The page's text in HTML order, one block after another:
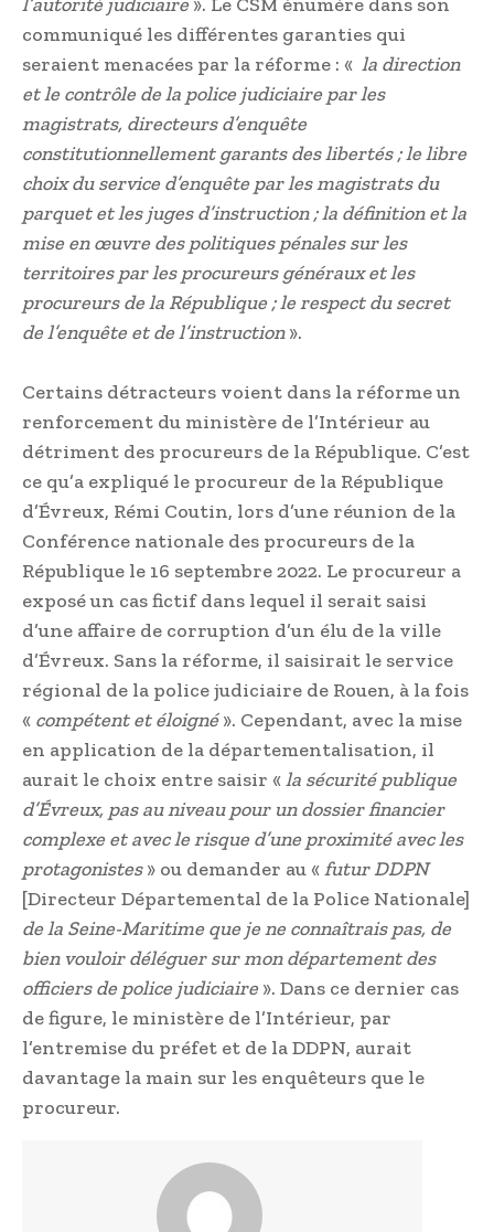
communiqué les différentes garanties qui
seraient menacées par la réforme : « la direction
et le contrôle de la police judiciaire par les
magistrats, directeurs d’enquête
constitutionnellement garants des libertés ; le libre
choix du service d’enquête par les magistrats du
parquet et les juges d’instruction ; la définition et la
mise en œuvre des politiques pénales sur les
territoires par les procureurs généraux et les
procureurs de la République ; le respect du secret
de l’enquête et de l’instruction».
Certains détracteurs voient dans la réforme un
renforcement du ministère de l’Intérieur au
détriment des procureurs de la République. C’est
ce qu’a expliqué le procureur de la République
d’Évreux, Rémi Coutin, lors d’une réunion de la
Conférence nationale des procureurs de la
République le 16 septembre 2022. Le procureur a
exposé un cas fictif dans lequel il serait saisi
d’une affaire de corruption d’un élu de la ville
d’Évreux. Sans la réforme, il saisirait le service
régional de la police judiciaire de Rouen, à la fois
« compétent et éloigné». Cependant, avec la mise
en application de la départementalisation, il
aurait le choix entre saisir «la sécurité publique
d’Évreux, pas au niveau pour un dossier financier
complexe et avec le risque d’une proximité avec les
protagonistes» ou demander au «futur DDPN
[Directeur Départemental de la Police Nationale]
de la Seine-Maritime que je ne connaîtrais pas, de
bien vouloir déléguer sur mon département des
officiers de police judiciaire». Dans ce dernier cas
de figure, le ministère de l’Intérieur, par
l’entremise du préfet et de la DDPN, aurait
davantage la main sur les enquêteurs que le
procureur.